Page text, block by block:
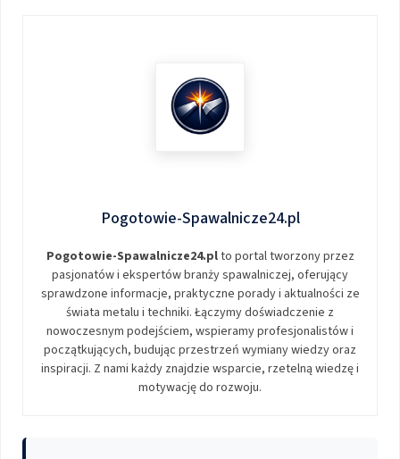
Pogotowie-Spawalnicze24.pl
Pogotowie-Spawalnicze24.plto portal tworzony przez
pasjonatów i ekspertów branży spawalniczej, oferujący
sprawdzone informacje, praktyczne porady i aktualności ze
świata metalu i techniki. Łączymy doświadczenie z
nowoczesnym podejściem, wspieramy profesjonalistów i
początkujących, budując przestrzeń wymiany wiedzy oraz
inspiracji. Z nami każdy znajdzie wsparcie, rzetelną wiedzę i
motywację do rozwoju.